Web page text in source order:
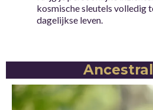
kosmische sleutels volledig
dagelijkse leven.